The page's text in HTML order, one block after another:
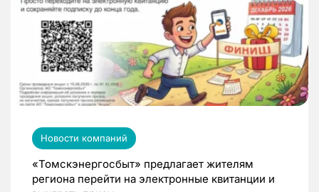
Новости компаний
«Томскэнергосбыт» предлагает жителям
региона перейти на электронные квитанции и